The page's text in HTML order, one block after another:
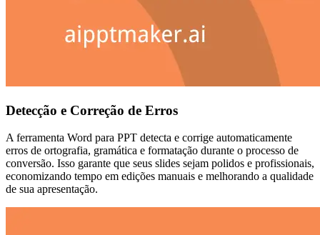
Detecção e Correção de Erros
A ferramenta Word para PPT detecta e corrige automaticamente
erros de ortografia, gramática e formatação durante o processo de
conversão. Isso garante que seus slides sejam polidos e profissionais,
economizando tempo em edições manuais e melhorando a qualidade
de sua apresentação.